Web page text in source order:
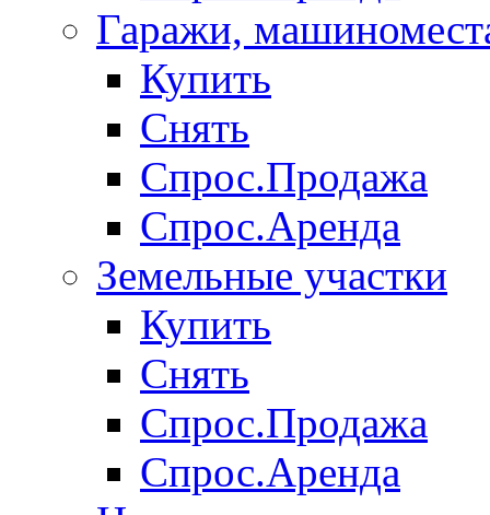
Гаражи,
Купить
Снять
Спрос.Продажа
Спрос.Аренда
Земельные участки
Купить
Снять
Спрос.Продажа
Спрос.Аренда